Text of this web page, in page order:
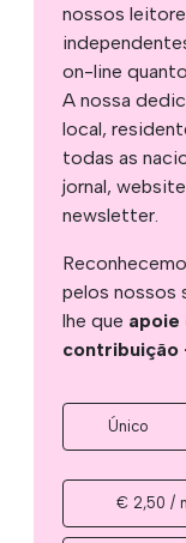
nossos
on-line
A nossa
local,
todas as
jornal,
newsletter.
pelos nossos
lhe que apoie
contribuição
Único
€ 2,50 /